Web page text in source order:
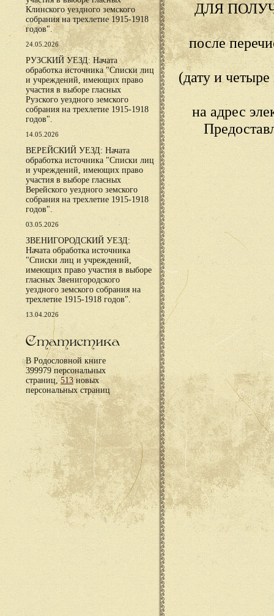
Клинского уездного земского
собрания на трехлетие 1915-1918
годов".
24.05.2026
РУЗСКИЙ УЕЗД: Начата
обработка источника "Списки лиц
и учреждений, имеющих право
участия в выборе гласных
Рузского уездного земского
собрания на трехлетие 1915-1918
годов".
14.05.2026
ВЕРЕЙСКИЙ УЕЗД: Начата
обработка источника "Списки лиц
и учреждений, имеющих право
участия в выборе гласных
Верейского уездного земского
собрания на трехлетие 1915-1918
годов".
03.05.2026
ЗВЕНИГОРОДСКИЙ УЕЗД:
Начата обработка источника
"Списки лиц и учреждений,
имеющих право участия в выборе
гласных Звенигородского
уездного земского собрания на
трехлетие 1915-1918 годов".
13.04.2026
Статистика
В Родословной книге
399979 персональных
страниц,513новых
персональных страниц
ДЛЯ
после
(дату и
на адрес